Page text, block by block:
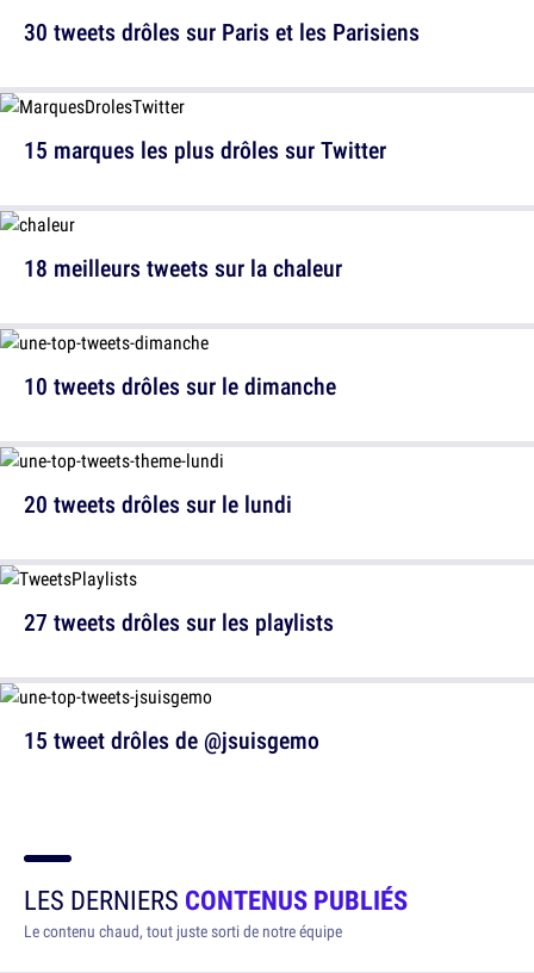
30 tweets drôles sur Paris et les Parisiens
18 meilleurs tweets sur la chaleur
20 tweets drôles sur le lundi
15 tweet drôles de @jsuisgemo
15 marques les plus drôles sur Twitter
10 tweets drôles sur le dimanche
27 tweets drôles sur les playlists
LES DERNIERS CONTENUS PUBLIÉS
Le contenu chaud, tout juste sorti de notre équipe